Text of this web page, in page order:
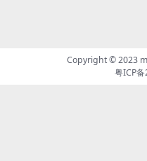
Copyright © 2023
粤ICP